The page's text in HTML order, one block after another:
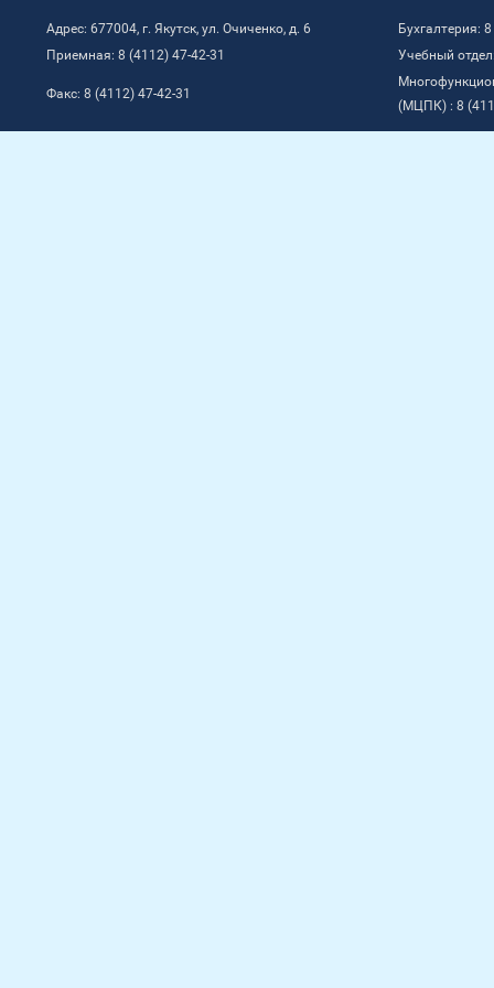
Адрес: 677004, г. Якутск, ул. Очиченко, д. 6
Бухгалтерия:
Приемная: 8 (4112) 47-42-31
Учебный
Факс: 8 (4112) 47-42-31
(МЦПК) : 8